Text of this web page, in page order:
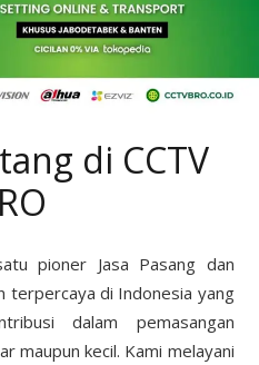
di CCTV
pioner Jasa Pasang dan
terpercaya di Indonesia yang
dalam pemasangan
maupun kecil. Kami melayani